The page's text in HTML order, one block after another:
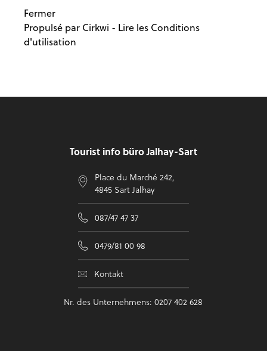
Fermer
Propulsé par Cirkwi - Lire les Conditions
d'utilisation
Tourist info büro Jalhay-Sart
Place du Marché 242,
4845 Sart Jalhay
087/47 47 37
0479/81 00 98
Kontakt
Nr. des Unternehmens: 0207 402 628